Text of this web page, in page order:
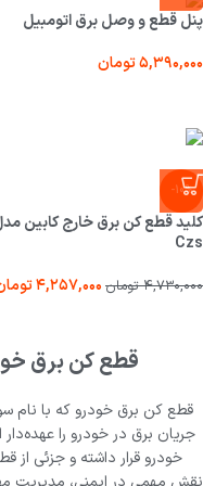
پنل قطع و وصل برق اتومبیل
۵,۳۹۰,۰۰۰تومان
-10%
کلید قطع کن برق خارج کابین
Czs
۴,۷۳۰,۰۰۰ تومان۴,۲۵۷,۰۰۰
قطع کن برق
قطع کن برق خودرو که با نام
جریان برق در خودرو را
خودرو قرار داشته و جزئی از